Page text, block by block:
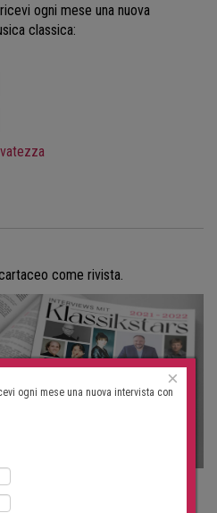
ogni mese una nuova
classica:
come rivista.
×
ogni mese una nuova intervista con